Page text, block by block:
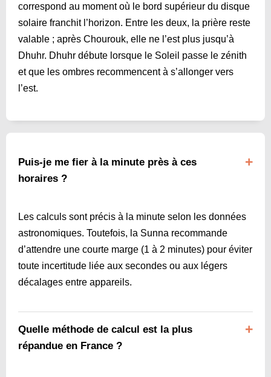
correspond au moment où le bord supérieur du disque
solaire franchit l’horizon. Entre les deux, la prière reste
valable ; après Chourouk, elle ne l’est plus jusqu’à
Dhuhr. Dhuhr débute lorsque le Soleil passe le zénith
et que les ombres recommencent à s’allonger vers
l’est.
Puis-je me fier à la minute près à ces
horaires ?
Les calculs sont précis à la minute selon les données
astronomiques. Toutefois, la Sunna recommande
d’attendre une courte marge (1 à 2 minutes) pour éviter
toute incertitude liée aux secondes ou aux légers
décalages entre appareils.
Quelle méthode de calcul est la plus
répandue en France ?